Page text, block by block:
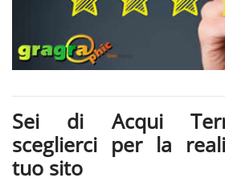
Sei di Acqui
sceglierci per la
tuo sito